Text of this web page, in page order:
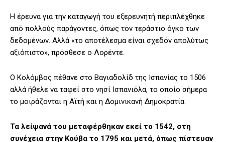
Η έρευνα για την καταγωγή του εξερευνητή περιπλέχθηκε
από πολλούς παράγοντες, όπως τον τεράστιο όγκο των
δεδομένων. Αλλά «το αποτέλεσμα είναι σχεδόν απολύτως
αξιόπιστο», πρόσθεσε ο Λορέντε.
Ο Κολόμβος πέθανε στο Βαγιαδολίδ της Ισπανίας το 1506
αλλά ήθελε να ταφεί στο νησί Ισπανιόλα, το οποίο σήμερα
το μοιράζονται η Αϊτή και η Δομινικανή Δημοκρατία.
Τα λείψανά του μεταφέρθηκαν εκεί το 1542, στη
συνέχεια στην Κούβα το 1795 και μετά, όπως πίστευαν